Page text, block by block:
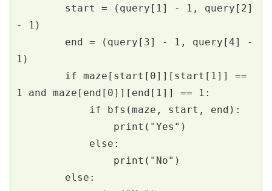
- 1)
1)
1 and maze[end[0]][end[1]] == 1:
            if bfs(maze, start, end):
                print("Yes")
            else:
                print("No")
        else: